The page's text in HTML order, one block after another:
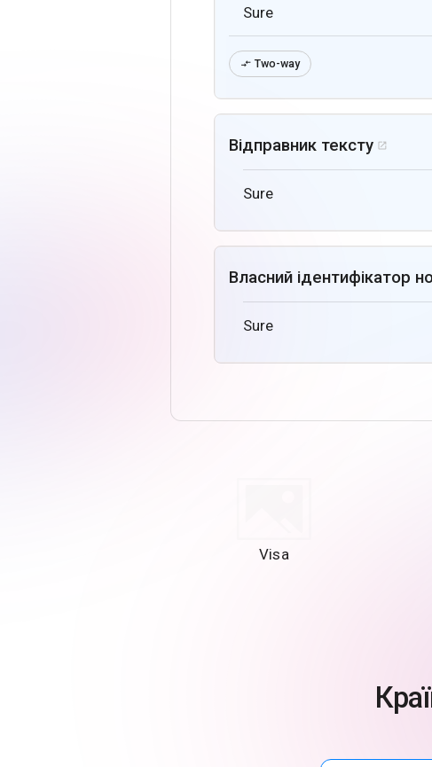
Sure
 Two-way
Відправник тексту 
Sure
Власний ідентифікатор
Sure
Visa